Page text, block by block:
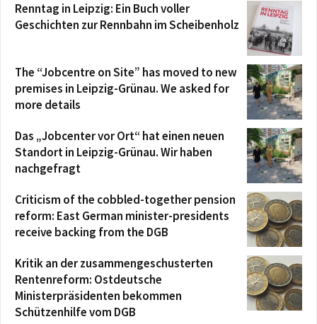
Renntag in Leipzig: Ein Buch voller
Geschichten zur Rennbahn im Scheibenholz
The “Jobcentre on Site” has moved to new
premises in Leipzig-Grünau. We asked for
more details
Das „Jobcenter vor Ort“ hat einen neuen
Standort in Leipzig-Grünau. Wir haben
nachgefragt
Criticism of the cobbled-together pension
reform: East German minister-presidents
receive backing from the DGB
Kritik an der zusammengeschusterten
Rentenreform: Ostdeutsche
Ministerpräsidenten bekommen
Schützenhilfe vom DGB